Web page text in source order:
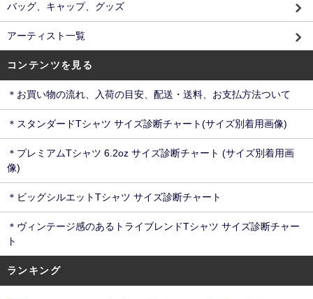
バッグ、キャップ、グッズ
アーティスト一覧
コンテンツを見る
＊お買い物の流れ、入荷の目安、配送・送料、お支払方法ついて
＊スタンダードTシャツ サイズ診断チャート(サイズ別着用画像)
＊プレミアムTシャツ 6.2oz サイズ診断チャート (サイズ別着用画
像)
＊ビッグシルエットTシャツ サイズ診断チャート
＊ヴィンテージ感のあるトライブレンドTシャツ サイズ診断チャー
ト
ランキング